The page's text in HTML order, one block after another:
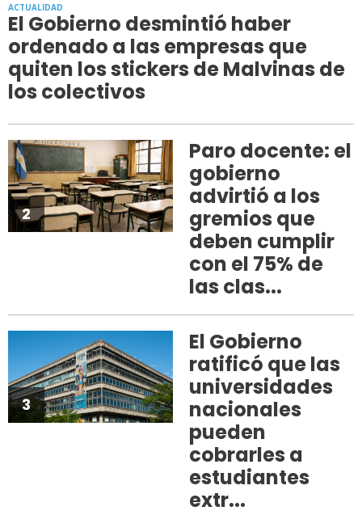
ACTUALIDAD
El Gobierno desmintió haber
ordenado a las empresas que
quiten los stickers de Malvinas de
los colectivos
2
Paro docente: el
gobierno
advirtió a los
gremios que
deben cumplir
con el 75% de
las clas...
3
El Gobierno
ratificó que las
universidades
nacionales
pueden
cobrarles a
estudiantes
extr...